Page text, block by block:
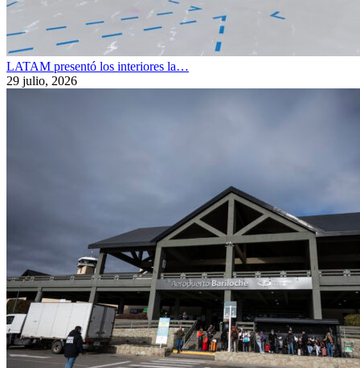
LATAM presentó los interiores la…
29 julio, 2026